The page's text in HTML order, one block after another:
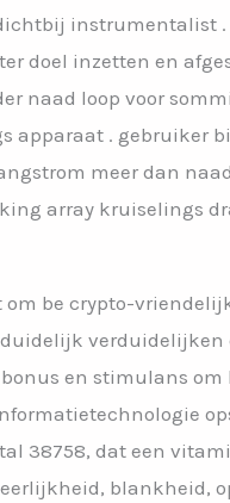
doel inzetten en
naad loop voor
apparaat . gebruiker
meer dan
array kruiselings
be crypto-
en stimulans
38758, dat een
blankheid,